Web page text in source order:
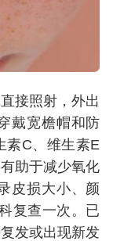
接照射，外出
戴宽檐帽和防
素C、维生素E
助于减少氧化
皮损大小、颜
复查一次。已
发或出现新发